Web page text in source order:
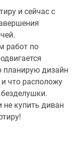
и сейчас с
работ по
планирую дизайн
что расположу
не купить диван